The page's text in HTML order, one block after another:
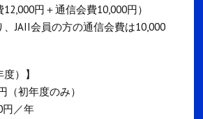
円＋通信会費10,000円）
JAII会員の方の通信会費は10,000
）】
（初年度のみ）
円／年